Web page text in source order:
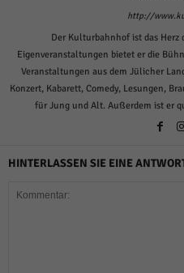
http://
Der Kulturbahnhof ist das
Eigenveranstaltungen bietet er die
Veranstaltungen aus dem Jülicher
Konzert, Kabarett, Comedy, Lesungen,
für Jung und Alt. Außerdem ist er
HINTERLASSEN SIE EINE
werden, bedarf der Zugriff auf diese
Cookie-
powered by Borlabs Cookie